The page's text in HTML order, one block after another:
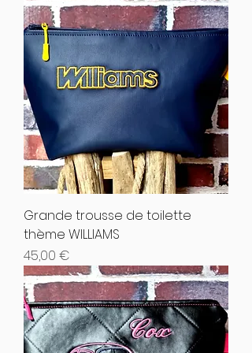
Grande trousse de toilette
thème WILLIAMS
Hinta
45,00 €